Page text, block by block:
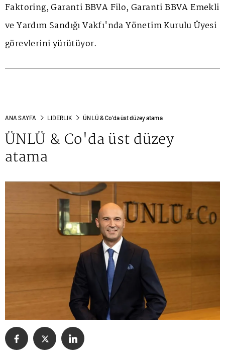
Faktoring, Garanti BBVA Filo, Garanti BBVA Emekli
ve Yardım Sandığı Vakfı'nda Yönetim Kurulu Üyesi
görevlerini yürütüyor.
ANA SAYFA LIDERLIK ÜNLÜ & Co'da üst düzey atama
ÜNLÜ & Co'da üst düzey
atama